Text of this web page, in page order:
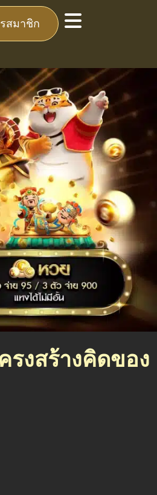
สมาชิก
งสร้างคิดของ